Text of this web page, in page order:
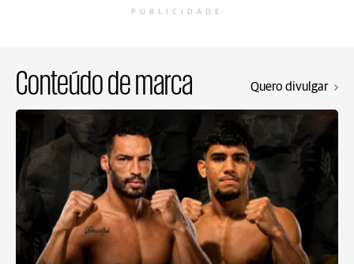
PUBLICIDADE
Conteúdo de marca Quero divulgar